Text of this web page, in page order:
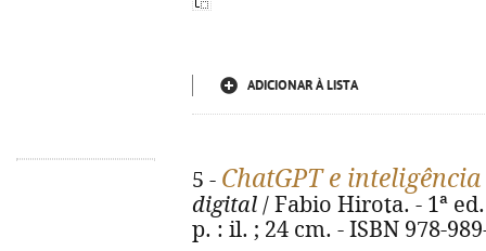
ADICIONAR À LISTA
5 - ChatGPT e
digital / Fabio Hirota. - 1ª
p. : il. ; 24 cm. - ISBN 978-